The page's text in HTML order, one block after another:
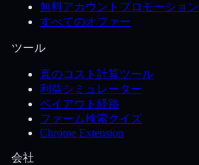
無料アカウントプロモーション
すべてのオファー
ツール
真のコスト計算ツール
利益シミュレーター
ペイアウト経路
ファーム検索クイズ
Chrome Extension
会社